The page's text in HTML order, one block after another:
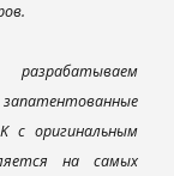
с оригинальным
на самых